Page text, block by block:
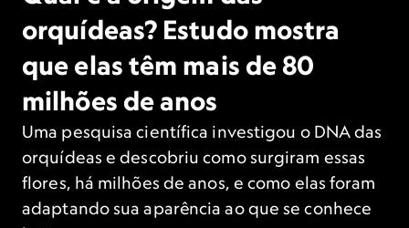
orquídeas? Estudo mostra
que elas têm mais de 80
milhões de anos
Uma pesquisa científica investigou o DNA das
orquídeas e descobriu como surgiram essas
flores, há milhões de anos, e como elas foram
adaptando sua aparência ao que se conhece